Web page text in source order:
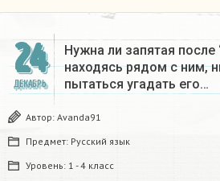
24
ДЕКАБРЬ
Нужна ли запятая после
находясь рядом с ним,
пытаться угадать его…
Автор: Avanda91
Предмет: Русский язык
Уровень: 1 - 4 класс